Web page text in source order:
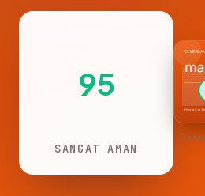
95
SANGAT AMAN